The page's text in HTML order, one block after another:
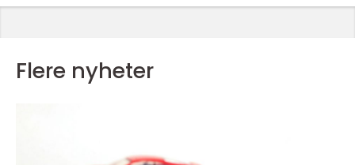
Flere nyheter